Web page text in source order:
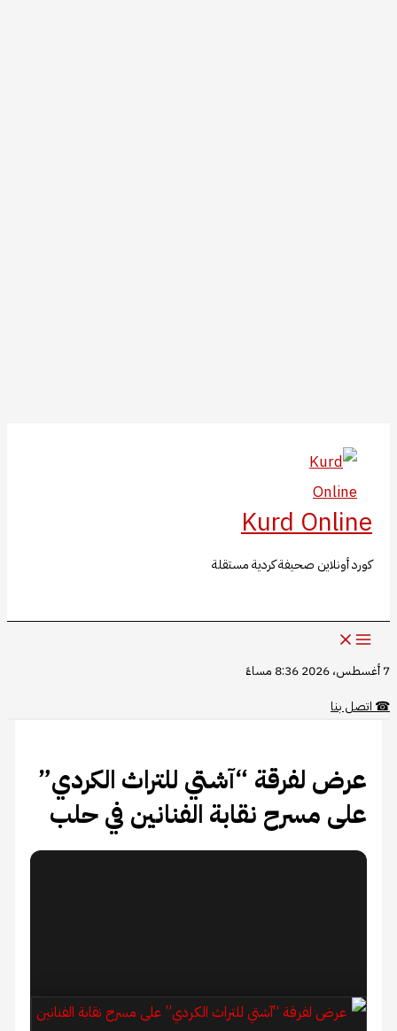
المحتوى
Kurd Online
كورد أونلاين صحيفة كردية مستقلة
7 أغسطس، 2026 8:36 مساءً
☎اتصل بنا
عرض لفرقة “آشتي للتراث الكردي”
على مسرح نقابة الفنانين في حلب